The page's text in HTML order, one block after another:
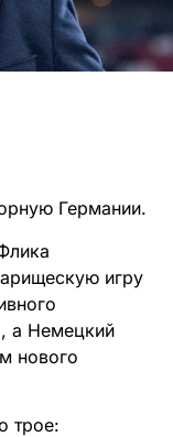
Германии.
игру
а Немецкий
нового
трое: